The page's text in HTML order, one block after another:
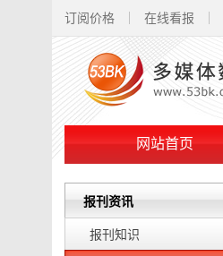
订阅价格 在线看报
网站首页
报刊资讯
报刊知识